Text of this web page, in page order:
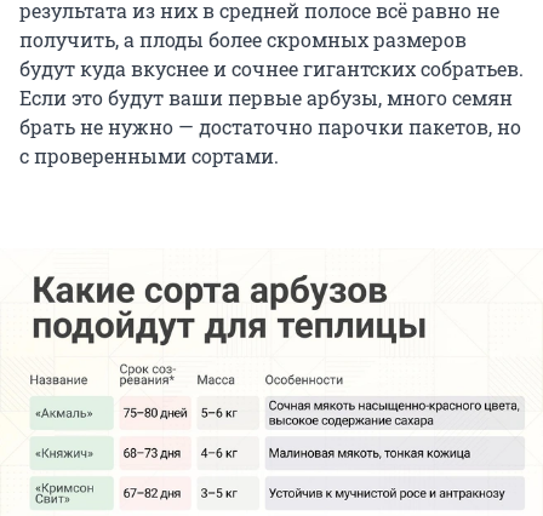
результата из них в средней полосе всё равно не
получить, а плоды более скромных размеров
будут куда вкуснее и сочнее гигантских собратьев.
Если это будут ваши первые арбузы, много семян
брать не нужно — достаточно парочки пакетов, но
с проверенными сортами.